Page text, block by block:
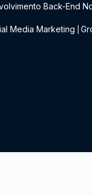
Back-End
Media Marketing